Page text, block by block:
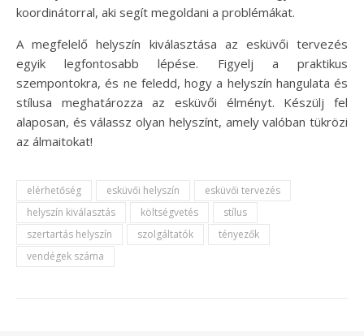
koordinátorral, aki segít megoldani a problémákat.
A megfelelő helyszín kiválasztása az esküvői tervezés
egyik legfontosabb lépése. Figyelj a praktikus
szempontokra, és ne feledd, hogy a helyszín hangulata és
stílusa meghatározza az esküvői élményt. Készülj fel
alaposan, és válassz olyan helyszínt, amely valóban tükrözi
az álmaitokat!
elérhetőség esküvői helyszín
esküvői tervezés
helyszín kiválasztás
költségvetés
stílus
szertartás helyszín
szolgáltatók
tényezők
vendégek száma